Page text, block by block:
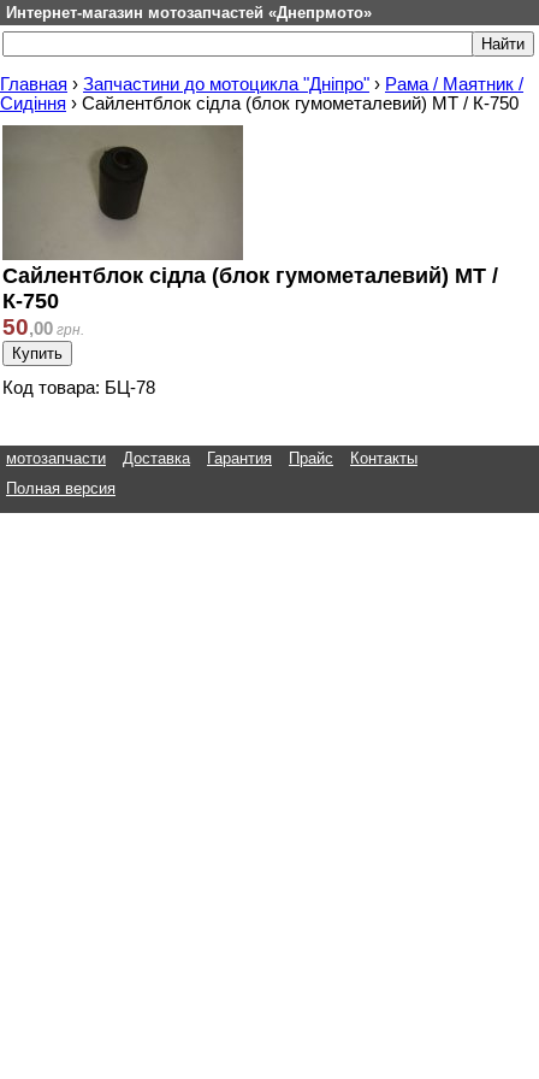
Интернет-магазин мотозапчастей «Днепрмото»
Главная › Запчастини до мотоцикла "Дніпро" › Рама / Маятник /
Сидіння › Сайлентблок сідла (блок гумометалевий) МТ / К-750
Сайлентблок сідла (блок гумометалевий) МТ /
К-750
50,00 грн.
Код товара: БЦ-78
мотозапчасти Доставка Гарантия Прайс
Контакты
Полная версия